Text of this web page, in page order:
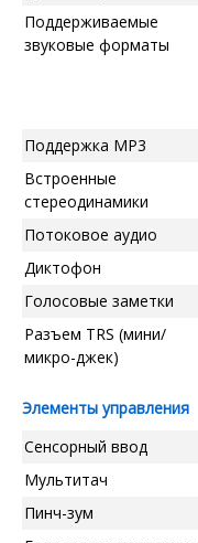
Поддерживаемые
звуковые форматы
Поддержка MP3
Встроенные
стереодинамики
Потоковое аудио
Диктофон
Голосовые заметки
Разъем TRS (мини/
микро-джек)
Элементы управления
Сенсорный ввод
Мультитач
Пинч-зум